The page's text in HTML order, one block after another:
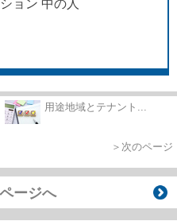
ョン 中の人
用途地域とテナント...
＞次のページ
ージへ